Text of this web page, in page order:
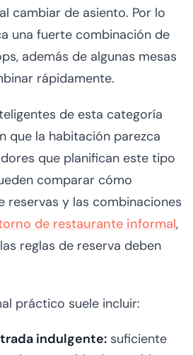
cambiar de asiento. Por lo
una fuerte combinación de
además de algunas mesas
rápidamente.
de esta categoría
que la habitación parezca
que planifican este tipo
comparar cómo
reservas y las combinaciones
de restaurante informal,
reglas de reserva deben
práctico suele incluir:
indulgente: suficiente